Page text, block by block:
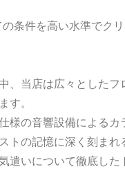
条件を高い水準でクリ
、当店は広々としたフ
す。
様の音響設備によるカ
の記憶に深く刻まれ
遣いについて徹底した